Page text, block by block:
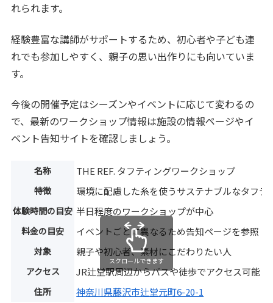
れられます。
経験豊富な講師がサポートするため、初心者や子ども連
れでも参加しやすく、親子の思い出作りにも向いていま
す。
今後の開催予定はシーズンやイベントに応じて変わるの
で、最新のワークショップ情報は施設の情報ページやイ
ベント告知サイトを確認しましょう。
名称 THE REF. タフティングワークショップ
特徴 環境に配慮した糸を使うサステナブルなタフテ
体験時間の目安 半日程度のワークショップが中心
料金の目安 イベントごとに異なるため告知ページを参照
対象 親子や初心者、素材にこだわりたい人
アクセス JR辻堂駅周辺からバスや徒歩でアクセス可能
住所 神奈川県藤沢市辻堂元町6-20-1
スクロールできます